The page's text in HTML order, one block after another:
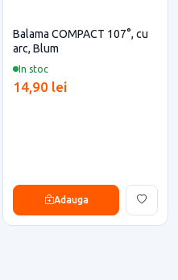
In stoc
Balama COMPACT 107°, cu
arc, Blum
14,90 lei
Adauga